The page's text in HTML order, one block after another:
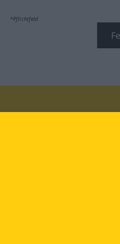
*Pflichtfeld
Besuchen Sie uns auf: